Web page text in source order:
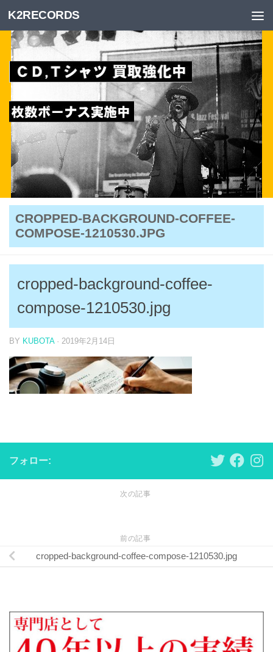
Skip to content
K2RECORDS
CROPPED-BACKGROUND-COFFEE-
COMPOSE-1210530.JPG
cropped-background-coffee-
compose-1210530.jpg
BY KUBOTA · 2019年2月14日
フォロー:
次の記事
前の記事
cropped-background-coffee-compose-1210530.jpg